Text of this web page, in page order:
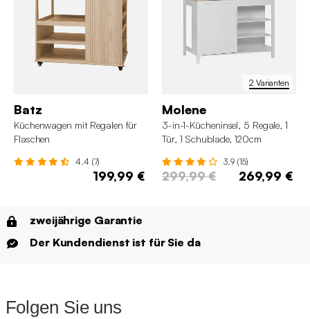
Batz
Küchenwagen mit Regalen für
Flaschen
4.4 (7)
199,99 €
2 Varianten
Molene
3-in-1-Kücheninsel, 5 Regale, 1
Tür, 1 Schublade, 120cm
3.9 (15)
299,99 € 269,99 €
zweijährige Garantie
Der Kundendienst ist für Sie da
Folgen Sie uns